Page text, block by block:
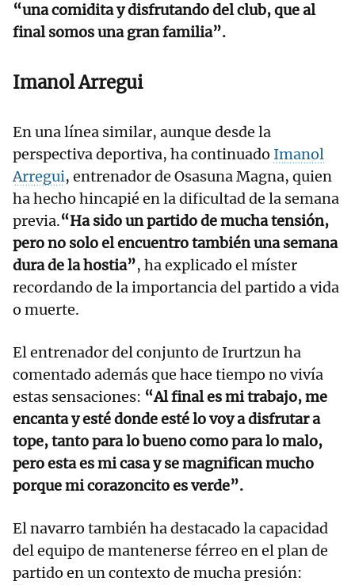
“una comidita y disfrutando del club, que al
final somos una gran familia”.
Imanol Arregui
En una línea similar, aunque desde la
perspectiva deportiva, ha continuado Imanol
Arregui, entrenador de Osasuna Magna, quien
ha hecho hincapié en la dificultad de la semana
previa.“Ha sido un partido de mucha tensión,
pero no solo el encuentro también una semana
dura de la hostia”, ha explicado el míster
recordando de la importancia del partido a vida
o muerte.
El entrenador del conjunto de Irurtzun ha
comentado además que hace tiempo no vivía
estas sensaciones: “Al final es mi trabajo, me
encanta y esté donde esté lo voy a disfrutar a
tope, tanto para lo bueno como para lo malo,
pero esta es mi casa y se magnifican mucho
porque mi corazoncito es verde”.
El navarro también ha destacado la capacidad
del equipo de mantenerse férreo en el plan de
partido en un contexto de mucha presión: